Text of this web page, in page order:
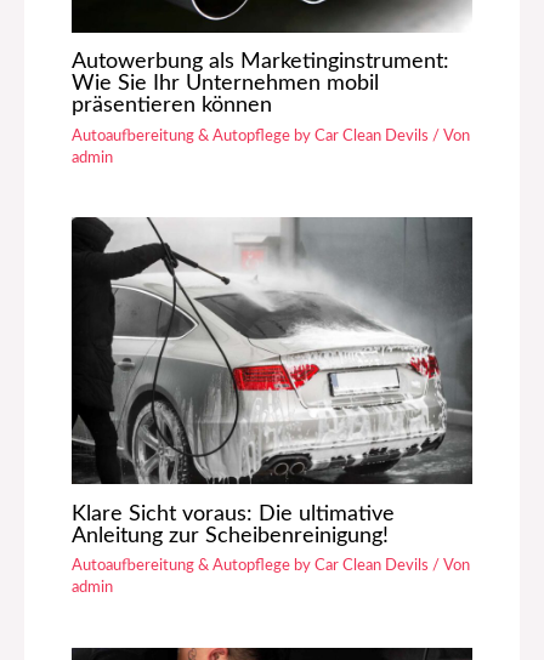
Autowerbung als Marketinginstrument:
Wie Sie Ihr Unternehmen mobil
präsentieren können
Autoaufbereitung & Autopflege by Car Clean Devils / Von
admin
Klare Sicht voraus: Die ultimative
Anleitung zur Scheibenreinigung!
Autoaufbereitung & Autopflege by Car Clean Devils / Von
admin